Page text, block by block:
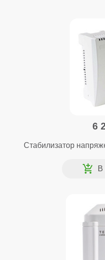
6
Стабилизатор